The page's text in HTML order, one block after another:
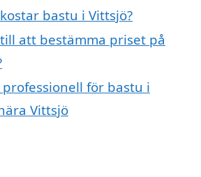
bastu i Vittsjö?
att bestämma priset på
professionell för bastu i
Vittsjö